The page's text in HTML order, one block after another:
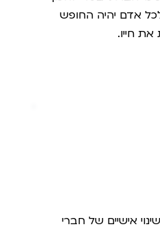
אדם יהיה החופש
את חייו.
אישיים של חברי